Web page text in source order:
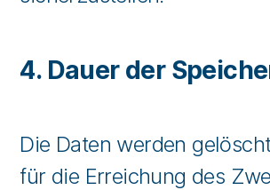
4. Dauer der
Die Daten werden
für die Erreichung des